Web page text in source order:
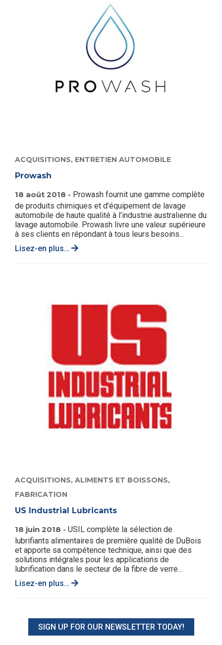
ACQUISITIONS, ENTRETIEN AUTOMOBILE
Prowash
18 août 2018 - Prowash fournit une gamme complète
de produits chimiques et d’équipement de lavage
automobile de haute qualité à l’industrie australienne du
lavage automobile. Prowash livre une valeur supérieure
à ses clients en répondant à tous leurs besoins...
Lisez-en plus…
ACQUISITIONS, ALIMENTS ET BOISSONS,
FABRICATION
US Industrial Lubricants
18 juin 2018 - USIL complète la sélection de
lubrifiants alimentaires de première qualité de DuBois
et apporte sa compétence technique, ainsi que des
solutions intégrales pour les applications de
lubrification dans le secteur de la fibre de verre...
Lisez-en plus…
SIGN UP FOR OUR NEWSLETTER TODAY!